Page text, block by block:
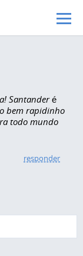
Santander é
bem rapidinho
todo mundo
responder